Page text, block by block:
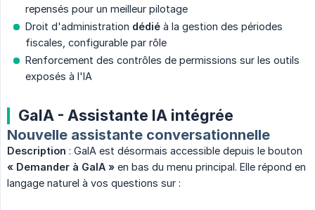
repensés pour un meilleur pilotage
Droit d'administration dédié à la gestion des périodes
fiscales, configurable par rôle
Renforcement des contrôles de permissions sur les outils
exposés à l'IA
GaIA - Assistante IA intégrée
Nouvelle assistante conversationnelle
Description : GaIA est désormais accessible depuis le bouton
« Demander à GaIA » en bas du menu principal. Elle répond en
langage naturel à vos questions sur :